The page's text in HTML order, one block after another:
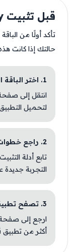
قبل تثبيت Color Aura Enjoy
تأكد أولًا من
حالتك إذا كانت
1. اختر الباقة المناسبة
انتقل إلى
لتحميل
2. راجع خطوات التثبيت
تابع أدلة
التجربة جديدة
3. تصفح تطبيقات مشابهة
ارجع إلى صفحة
أكثر من تطبيق